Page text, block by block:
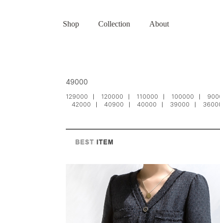
Shop Collection About
49000
129000 120000 110000 100000
42000
40900 40000 39000